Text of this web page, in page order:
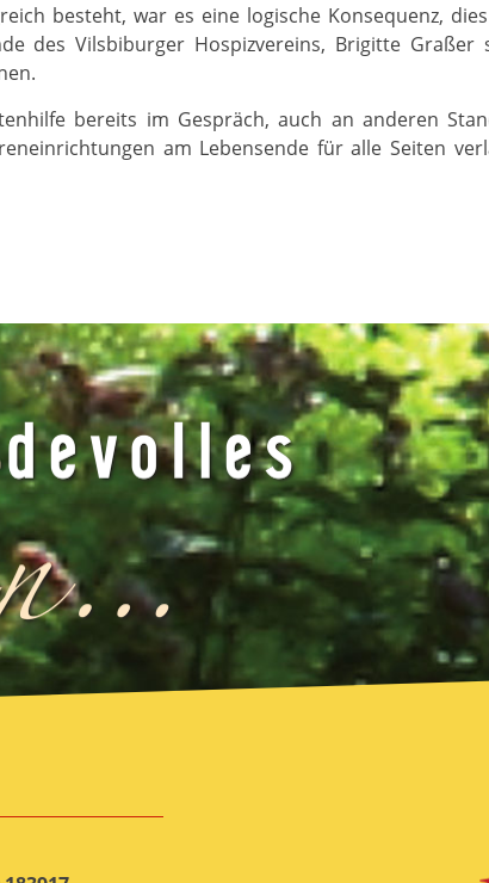
besteht, war es eine logische Konsequenz,
des Vilsbiburger Hospizvereins, Brigitte Graßer
bereits im Gespräch, auch an anderen
am Lebensende für alle Seiten